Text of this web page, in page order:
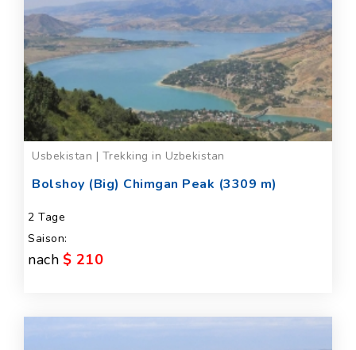
Usbekistan | Trekking in Uzbekistan
Bolshoy (Big) Chimgan Peak (3309 m)
2 Tage
Saison:
nach $ 210